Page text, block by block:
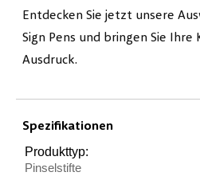
Entdecken Sie jetzt unsere
Sign Pens und bringen Sie
Ausdruck.
Spezifikationen
Produkttyp:
Pinselstifte